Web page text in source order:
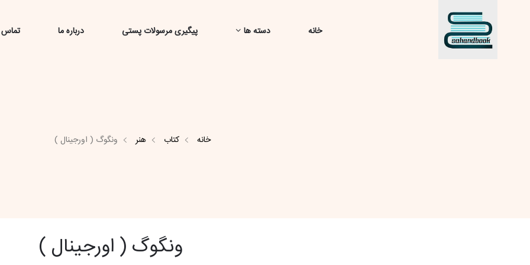
خانه دسته ها پیگیری مرسولات پستی درباره ما تماس
خانه کتاب هنر ونگوگ ( اورجینال )
ونگوگ ( اورجینال )